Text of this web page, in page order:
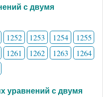
с двумя
1252 1253 1254
1255
1261 1262 1263
1264
уравнений с двумя